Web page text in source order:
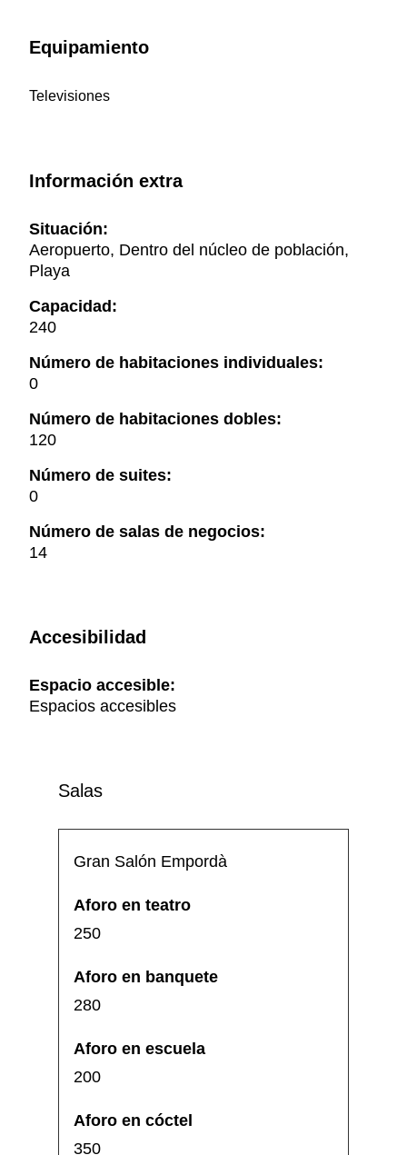
Equipamiento
Televisiones
Información extra
Situación:
Aeropuerto, Dentro del núcleo de población,
Playa
Capacidad:
240
Número de habitaciones individuales:
0
Número de habitaciones dobles:
120
Número de suites:
0
Número de salas de negocios:
14
Accesibilidad
Espacio accesible:
Espacios accesibles
Salas
Gran Salón Empordà
250
280
200
350